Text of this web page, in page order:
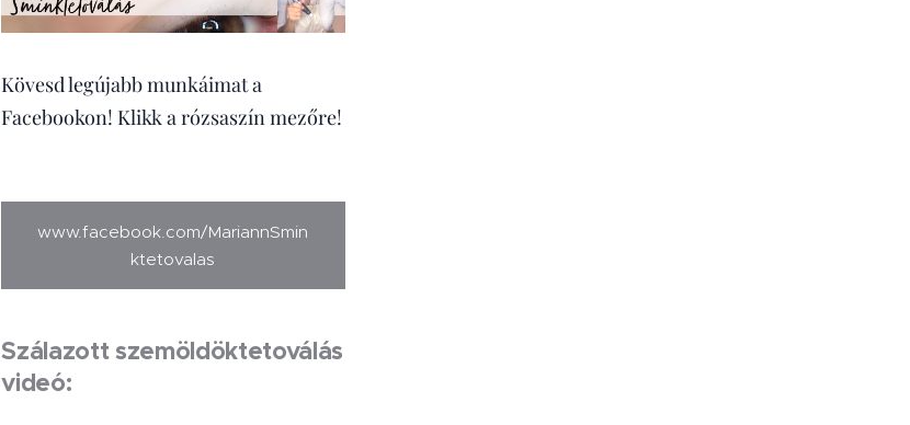
Kövesd legújabb munkáimat a
Facebookon! Klikk a rózsaszín mezőre!
www.facebook.com/MariannSmin
ktetovalas
Szálazott szemöldöktetoválás
videó: